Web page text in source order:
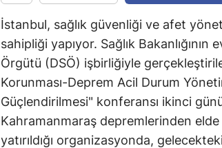
İstanbul, sağlık güvenliği ve afet
sahipliği yapıyor. Sağlık
Örgütü (DSÖ) işbirliğiyle
Korunması-Deprem Acil Durum
Güçlendirilmesi" konferansı ikinci
Kahramanmaraş depremlerinden
yatırıldığı organizasyonda,